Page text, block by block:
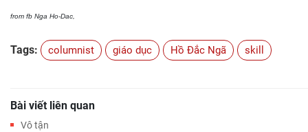
from fb Nga Ho-Dac,
Tags: columnist giáo dục Hồ Đắc Ngã skill
Bài viết liên quan
Vô tận